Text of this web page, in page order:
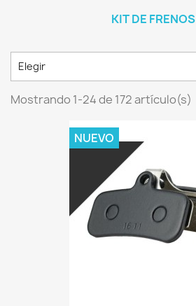
KIT DE FRENOS
Elegir
Mostrando 1-24 de 172 artículo(s)
NUEVO